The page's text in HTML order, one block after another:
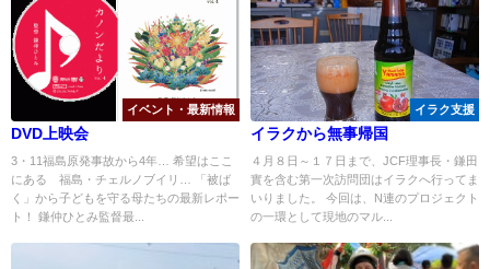
イベント・最新情報
DVD上映会
3・11福島原発事故から4年… 希望はここ
にある 福島・チェルノブイリ… 「被ば
く」から子どもを守る母たちの最新レポー
ト！ 鎌仲ひとみ監督最...
イラク支援
イラクから無事帰国
４月８日～１７日まで、JCF理事長・鎌田
實を含む第一次訪問団はイラクへ行ってま
いりました。 今回は、N連のプロジェクト
の一環として現地のマル...